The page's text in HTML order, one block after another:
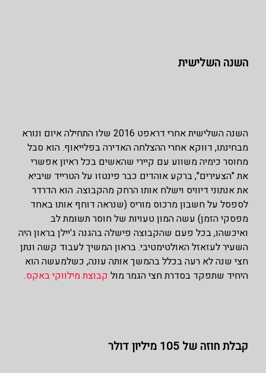
השנה השלישית
השנה השלישית אחרי דראפט 2016 שלו התחילה איום ונורא
מבחינתו, דווקא אחרי ההצלחה האדירה בפלייאוף. הוא סבל
מחוסר כימיה משווע עם קיירי שהאשים בכל ראיון אפשרי
את "הצעירים", ברקע אוהדים כבר פינטזו על הטרייד שיביא
את אנתוני דיוויס וישלח אותו הרחק מהקבוצה. הוא הדרדר
לספסל על חשבון מרכוס מוריס (שנראה דוחף אותו באחד
מפסקי הזמן) עשה המון טעויות של חוסר תשומת לב
ואיכשהו, בכל פעם שהקבוצה פישלה בהגנה ג'יילן בראון היה
השעיר לעזאזל האולטימטיבי. בראון המשיך לעבוד קשה ונתן
חצי שנה לא רעה בכלל בהמשך אותה עונה, כשלמעשה הוא
היחיד שתפקד בסדרת חצי הגמר מול קבוצת מילווקי באקס.
קבלת חוזה של 105 מיליון דולר